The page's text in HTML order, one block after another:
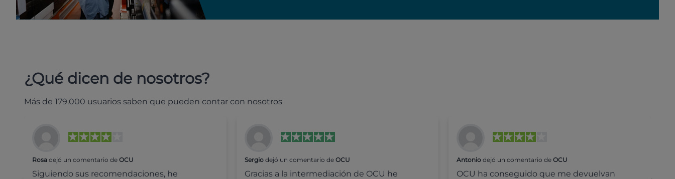
¿Qué dicen de nosotros?
Más de 179.000 usuarios saben que pueden contar con nosotros
Rosa dejó un comentario de OCU
Siguiendo sus recomendaciones, he
Sergiodejó un comentario de OCU
Gracias a la intermediación de OCU he
Antonio dejó un comentario deOCU
OCU ha conseguido que me devuelvan